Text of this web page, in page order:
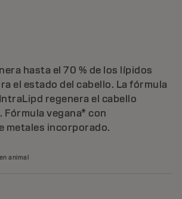
hasta el 70 % de los lípidos
el estado del cabello. La fórmula
regenera el cabello
vegana* con
metales incorporado.
animal